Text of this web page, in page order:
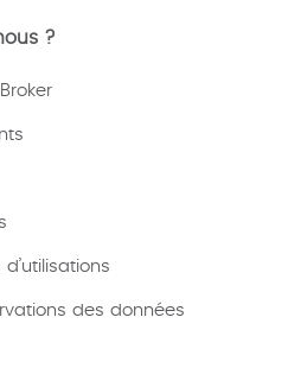
?
des données